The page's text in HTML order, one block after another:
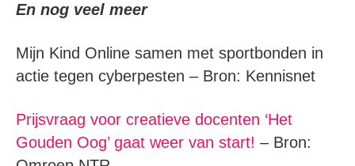
En nog veel meer
Mijn Kind Online samen met sportbonden in
actie tegen cyberpesten – Bron: Kennisnet
Prijsvraag voor creatieve docenten ‘Het
Gouden Oog’ gaat weer van start! – Bron: